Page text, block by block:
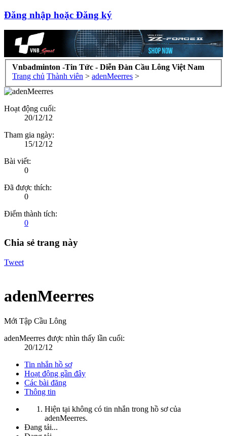
Đăng nhập hoặc Đăng ký
Vnbadminton -Tin Tức - Diễn Đàn Cầu Lông Việt Nam
Trang chủ Thành viên > adenMeerres >
Hoạt động cuối:
20/12/12
Tham gia ngày:
15/12/12
Bài viết:
0
Đã được thích:
0
Điểm thành tích:
0
Chia sẻ trang này
Tweet
adenMeerres
Mới Tập Cầu Lông
adenMeerres được nhìn thấy lần cuối:
20/12/12
Tin nhắn hồ sơ
Hoạt động gần đây
Các bài đăng
Thông tin
Hiện tại không có tin nhắn trong hồ sơ của
adenMeerres.
Đang tải...